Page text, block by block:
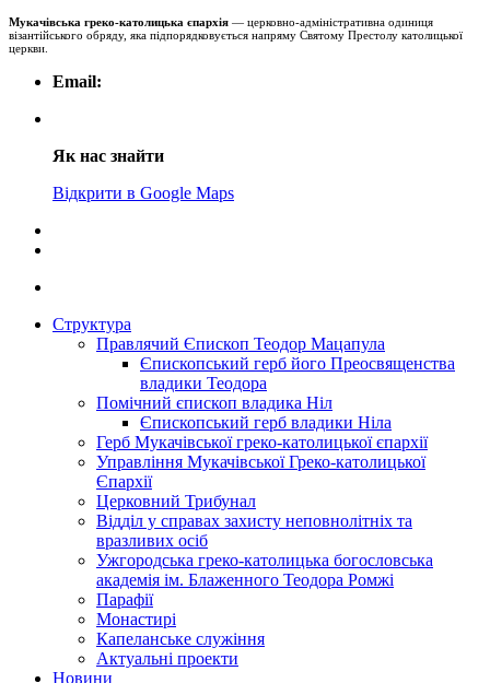
Мукачівська греко-католицька єпархія — церковно-адміністративна одиниця
візантійського обряду, яка підпорядковується напряму Святому Престолу католицької
церкви.
Email:
Як нас знайти
Відкрити в Google Maps
Структура
Правлячий Єпископ Теодор Мацапула
Єпископський герб його Преосвященства
владики Теодора
Помічний єпископ владика Ніл
Єпископський герб владики Ніла
Герб Мукачівської греко-католицької єпархії
Управління Мукачівської Греко-католицької
Єпархії
Церковний Трибунал
Відділ у справах захисту неповнолітніх та
вразливих осіб
Ужгородська греко-католицька богословська
академія ім. Блаженного Теодора Ромжі
Парафії
Монастирі
Капеланське служіння
Актуальні проекти
Новини